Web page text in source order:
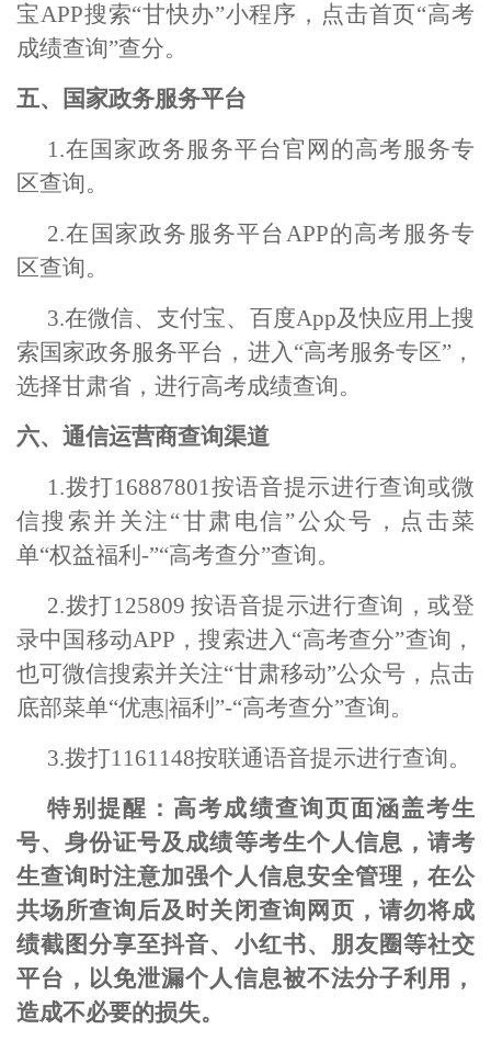
宝APP搜索“甘快办”小程序，点击首页“高考
成绩查询”查分。
五、国家政务服务平台
1.在国家政务服务平台官网的高考服务专
区查询。
2.在国家政务服务平台APP的高考服务专
区查询。
3.在微信、支付宝、百度App及快应用上搜
索国家政务服务平台，进入“高考服务专区”，
选择甘肃省，进行高考成绩查询。
六、通信运营商查询渠道
1.拨打16887801按语音提示进行查询或微
信搜索并关注“甘肃电信”公众号，点击菜
单“权益福利-”“高考查分”查询。
2.拨打125809 按语音提示进行查询，或登
录中国移动APP，搜索进入“高考查分”查询，
也可微信搜索并关注“甘肃移动”公众号，点击
底部菜单“优惠|福利”-“高考查分”查询。
3.拨打1161148按联通语音提示进行查询。
特别提醒：高考成绩查询页面涵盖考生
号、身份证号及成绩等考生个人信息，请考
生查询时注意加强个人信息安全管理，在公
共场所查询后及时关闭查询网页，请勿将成
绩截图分享至抖音、小红书、朋友圈等社交
平台，以免泄漏个人信息被不法分子利用，
造成不必要的损失。